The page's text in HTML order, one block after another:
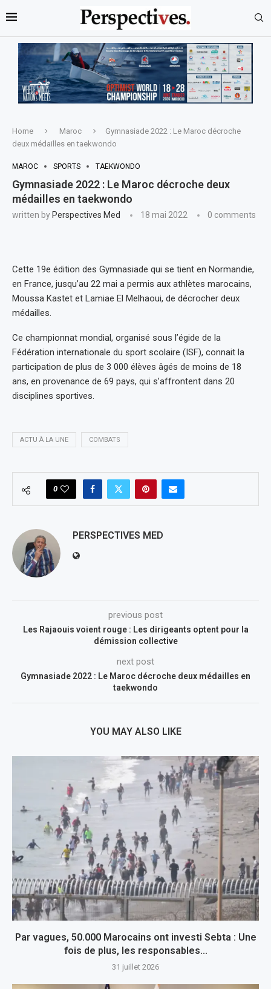
Home Maroc
Gymnasiade 2022 : Le Maroc décroche
deux médailles en taekwondo
MAROC SPORTS TAEKWONDO
Gymnasiade 2022 : Le Maroc décroche deux
médailles en taekwondo
written by Perspectives Med 18 mai 2022 0 comments
Cette 19e édition des Gymnasiade qui se tient en Normandie,
en France, jusqu’au 22 mai a permis aux athlètes marocains,
Moussa Kastet et Lamiae El Melhaoui, de décrocher deux
médailles.
Ce championnat mondial, organisé sous l’égide de la
Fédération internationale du sport scolaire (ISF), connait la
participation de plus de 3 000 élèves âgés de moins de 18
ans, en provenance de 69 pays, qui s’affrontent dans 20
disciplines sportives.
ACTU À LA UNE COMBATS
0
PERSPECTIVES MED
previous post
Les Rajaouis voient rouge : Les dirigeants optent pour la
démission collective
next post
Gymnasiade 2022 : Le Maroc décroche deux médailles en
taekwondo
YOU MAY ALSO LIKE
Par vagues, 50.000 Marocains ont investi Sebta : Une
fois de plus, les responsables...
31 juillet 2026